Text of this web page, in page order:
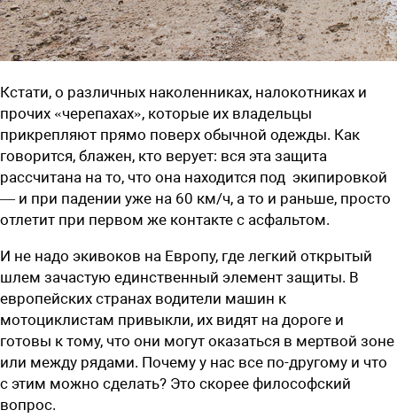
Кстати, о различных наколенниках, налокотниках и
прочих «черепахах», которые их владельцы
прикрепляют прямо поверх обычной одежды. Как
говорится, блажен, кто верует: вся эта защита
рассчитана на то, что она находится под экипировкой
— и при падении уже на 60 км/ч, а то и раньше, просто
отлетит при первом же контакте с асфальтом.
И не надо экивоков на Европу, где легкий открытый
шлем зачастую единственный элемент защиты. В
европейских странах водители машин к
мотоциклистам привыкли, их видят на дороге и
готовы к тому, что они могут оказаться в мертвой зоне
или между рядами. Почему у нас все по-другому и что
с этим можно сделать? Это скорее философский
вопрос.